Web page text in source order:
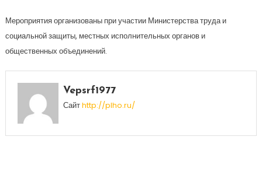
Мероприятия организованы при участии Министерства труда и
социальной защиты, местных исполнительных органов и
общественных объединений.
Vepsrf1977
Сайтhttp://plho.ru/